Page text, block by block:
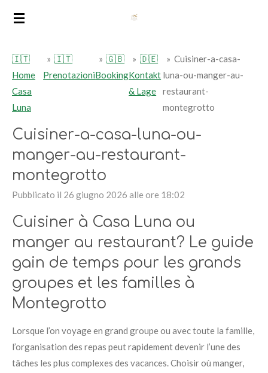
Vai
principale
🇮🇹
Home
Casa
Luna
» 🇮🇹
Prenotazioni
» 🇬🇧
Booking
» 🇩🇪
Kontakt
& Lage
» Cuisiner-a-casa-
luna-ou-manger-au-
restaurant-
montegrotto
Cuisiner-a-casa-luna-ou-
manger-au-restaurant-
montegrotto
Pubblicato il 26 giugno 2026 alle ore 18:02
Cuisiner à Casa Luna ou
manger au restaurant? Le guide
gain de temps pour les grands
groupes et les familles à
Montegrotto
Lorsque l’on voyage en grand groupe ou avec toute la famille,
l’organisation des repas peut rapidement devenir l’une des
tâches les plus complexes des vacances. Choisir où manger,